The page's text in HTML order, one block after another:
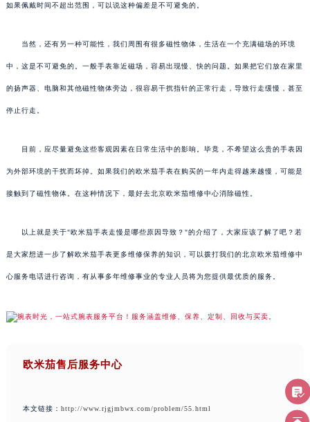
如果佩戴时间不超出范围，可以说这种偏差是不可避免的。
当然，还有另一种可能性，我们周围有很多磁性物体，生活在一个充满磁场的环境
中，这是不可避免的。一般手表靠近磁场，容易出现慢、快的问题。如果把它们放在家里
的扬声器、电脑和其他磁性物体旁边，很容易干扰指针的正常行走，导致行走缓慢，甚至
停止行走。
目前，应尽量避免这些客观因素在日常生活中的影响。毕竟，不希望这么贵的手表因
为外部环境的干扰而坏掉。如果我们的欧米茄手表在购买的一年内走得越来越慢，可能是
接触到了磁性物体。在这种情况下，最好去北京欧米茄维修中心消除磁性。
以上就是关于"欧米茄手表走慢是哪些原因导致？"的介绍了，大家应该了解了吧？若
是大家想进一步了解欧米茄手表更多维修保养的知识，可以拨打我们的北京欧米茄维修中
心服务电话进行咨询，有从事多年维修事业的专业人员将为您提供最优质的服务。
欧米茄售后服务中心
本文链接： http://www.rjgjmbwx.com/problem/55.html